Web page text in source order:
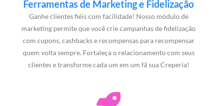
Ferramentas de Marketing e Fidelização
Ganhe clientes fiéis com facilidade! Nosso módulo de
marketing permite que você crie campanhas de fidelização
com cupons, cashbacks e recompensas para recompensar
quem volta sempre. Fortaleça o relacionamento com seus
clientes e transforme cada um em um fã sua Creperia!